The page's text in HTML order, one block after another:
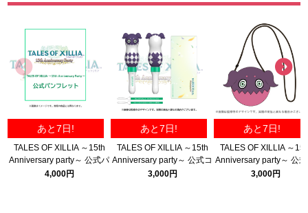
EVENT
ASOBI STAGE
その他先行受付
プレミアム会員とは
学園アイドルマスター
プロジェクトアイマス ヴイアライヴ
テイルズ オブ シリーズ
電音部
太鼓の達人
あと7日!
TALES OF XILLIA ～15th
Anniversary party～ 公式パ
ンフレット
4,000円
あと7日!
TALES OF XILLIA ～15th
Anniversary party～ 公式コ
ンサートライト
3,000円
あと7日!
TALES OF XILLIA ～
Anniversary party～ 公
シェット（ティポ）
3,000円